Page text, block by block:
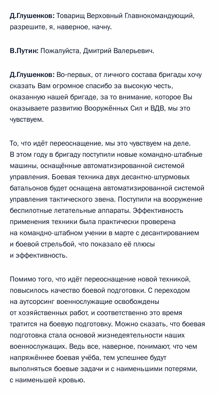
Д.Глушенков: Товарищ Верховный Главнокомандующий,
разрешите, я, наверное, начну.
В.Путин: Пожалуйста, Дмитрий Валерьевич.
Д.Глушенков: Во‑первых, от личного состава бригады хочу
сказать Вам огромное спасибо за высокую честь,
оказанную нашей бригаде, за то внимание, которое Вы
оказываете развитию Вооружённых Сил и ВДВ, мы это
чувствуем.
То, что идёт переоснащение, мы это чувствуем на деле.
В этом году в бригаду поступили новые командно-штабные
машины, оснащённые автоматизированной системой
управления. Боевая техника двух десантно-штурмовых
батальонов будет оснащена автоматизированной системой
управления тактического звена. Поступили на вооружение
беспилотные летательные аппараты. Эффективность
применения техники была практически проверена
на командно-штабном учении в марте с десантированием
и боевой стрельбой, что показало её плюсы
и эффективность.
Помимо того, что идёт переоснащение новой техникой,
повысилось качество боевой подготовки. С переходом
на аутсорсинг военнослужащие освобождены
от хозяйственных работ, и соответственно это время
тратится на боевую подготовку. Можно сказать, что боевая
подготовка стала основой жизнедеятельности наших
военнослужащих. Ведь все, наверное, понимают, что чем
напряжённее боевая учёба, тем успешнее будут
выполняться боевые задачи и с наименьшими потерями,
с наименьшей кровью.